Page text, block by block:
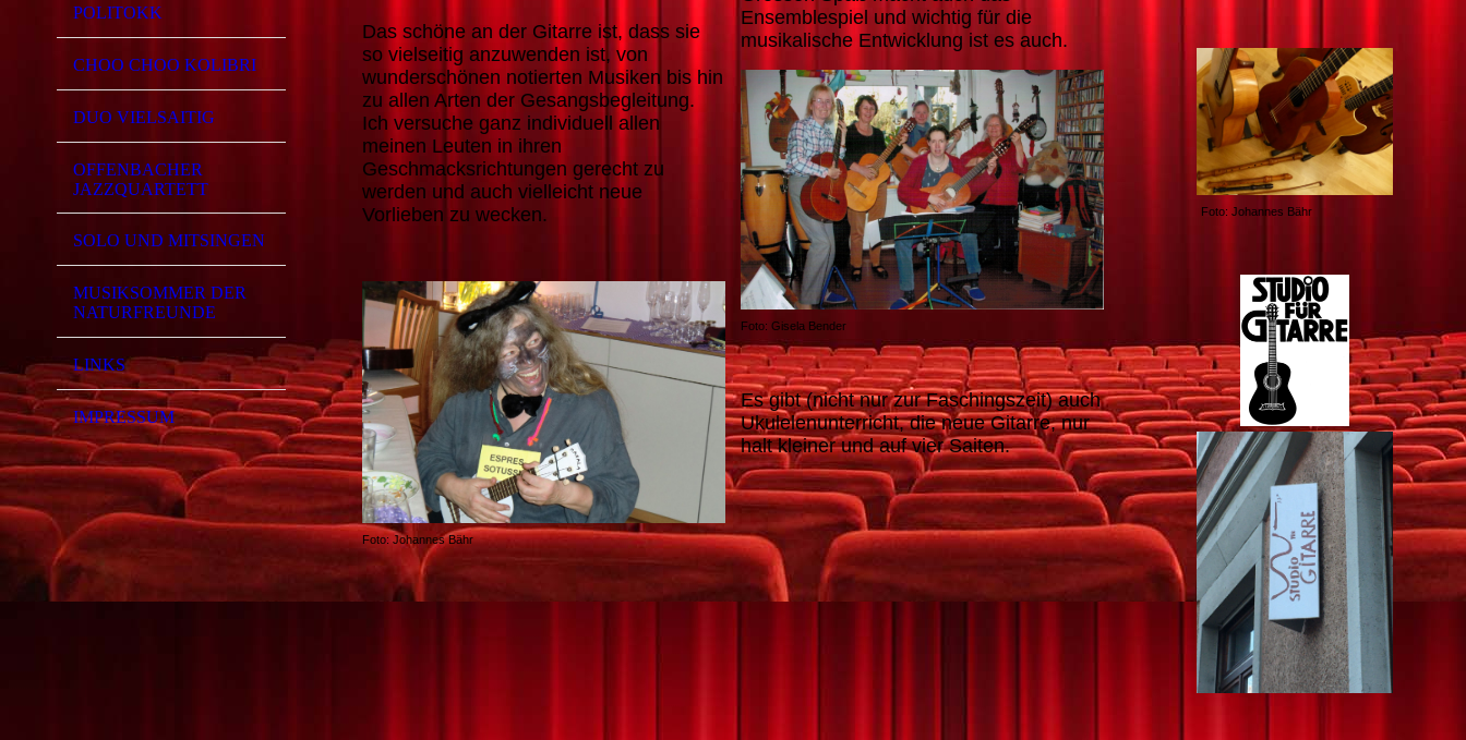
POLITOKK
CHOO CHOO KOLIBRI
DUO VIELSAITIG
OFFENBACHER
JAZZQUARTETT
SOLO UND MITSINGEN
MUSIKSOMMER DER
NATURFREUNDE
LINKS
IMPRESSUM
Das schöne an der Gitarre ist, dass sie
so vielseitig anzuwenden ist, von
wunderschönen notierten Musiken bis hin
zu allen Arten der Gesangsbegleitung.
Ich versuche ganz individuell allen
meinen Leuten in ihren
Geschmacksrichtungen gerecht zu
werden und auch vielleicht neue
Vorlieben zu wecken.
Foto: Johannes Bähr
Ensemblespiel und wichtig für die
musikalische Entwicklung ist es auch.
Foto: Gisela Bender
Es gibt (nicht nur zur Faschingszeit) auch
Ukulelenunterricht, die neue Gitarre, nur
halt kleiner und auf vier Saiten.
Foto: Johannes Bähr